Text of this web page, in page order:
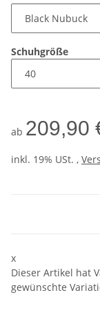
Schuhgröße
ab 209,90
inkl. 19% USt. ,
x
Dieser Artikel hat
gewünschte